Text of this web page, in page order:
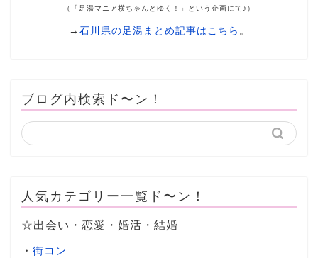
（「足湯マニア横ちゃんとゆく！」という企画にて♪）
→ 石川県の足湯まとめ記事はこちら 。
ブログ内検索ド〜ン！
人気カテゴリー一覧ド〜ン！
☆出会い・恋愛・婚活・結婚
・ 街コン